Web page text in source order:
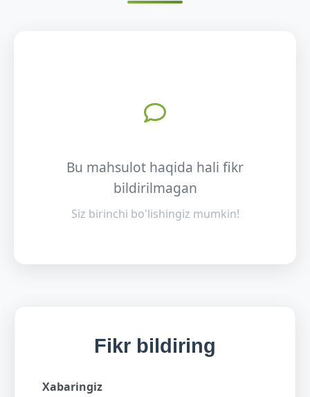
Bu mahsulot haqida hali fikr
bildirilmagan
Siz birinchi bo'lishingiz mumkin!
Fikr bildiring
Xabaringiz